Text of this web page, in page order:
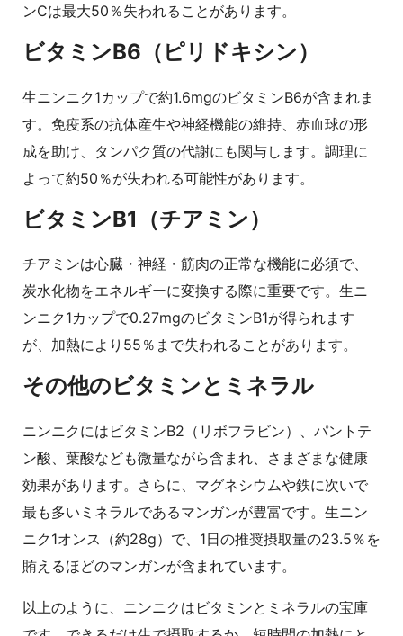
ンCは最大50％失われることがあります。
ビタミンB6（ピリドキシン）
生ニンニク1カップで約1.6mgのビタミンB6が含まれま
す。免疫系の抗体産生や神経機能の維持、赤血球の形
成を助け、タンパク質の代謝にも関与します。調理に
よって約50％が失われる可能性があります。
ビタミンB1（チアミン）
チアミンは心臓・神経・筋肉の正常な機能に必須で、
炭水化物をエネルギーに変換する際に重要です。生ニ
ンニク1カップで0.27mgのビタミンB1が得られます
が、加熱により55％まで失われることがあります。
その他のビタミンとミネラル
ニンニクにはビタミンB2（リボフラビン）、パントテ
ン酸、葉酸なども微量ながら含まれ、さまざまな健康
効果があります。さらに、マグネシウムや鉄に次いで
最も多いミネラルであるマンガンが豊富です。生ニン
ニク1オンス（約28g）で、1日の推奨摂取量の23.5％を
賄えるほどのマンガンが含まれています。
以上のように、ニンニクはビタミンとミネラルの宝庫